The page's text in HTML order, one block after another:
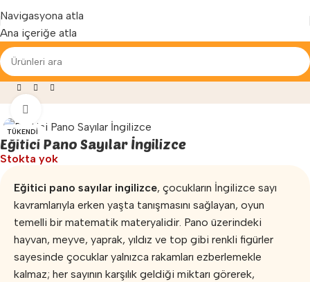
Navigasyona atla
Ana içeriğe atla
Yenilenen arayüzümüz ile hizmetinizdeyiz...
»Anaokulu Eğitici Panolar
TÜKENDI
Eğitici Pano Sayılar İngilizce
Stokta yok
Eğitici pano sayılar ingilizce, çocukların İngilizce sayı
kavramlarıyla erken yaşta tanışmasını sağlayan, oyun
temelli bir matematik materyalidir. Pano üzerindeki
hayvan, meyve, yaprak, yıldız ve top gibi renkli figürler
sayesinde çocuklar yalnızca rakamları ezberlemekle
kalmaz; her sayının karşılık geldiği miktarı görerek,